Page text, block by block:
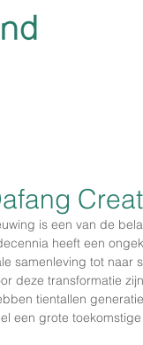
is een van de
heeft een
samenleving tot
deze transformatie
tientallen
een grote